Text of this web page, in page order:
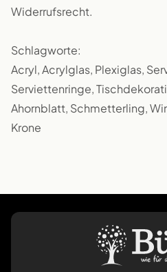
Widerrufsrecht.
Schlagworte:
Acryl, Acrylglas, Plexiglas,
Serviettenringe,
Ahornblatt, Schmetterling,
Krone